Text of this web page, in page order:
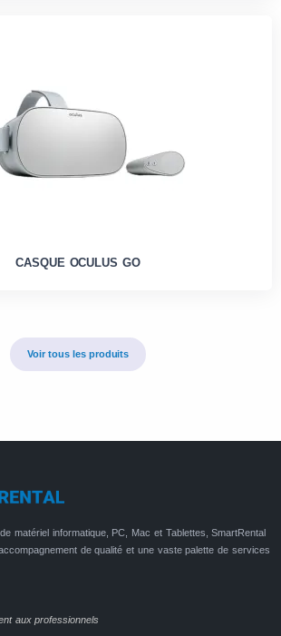
CASQUE OCULUS GO
Voir tous les produits
matériel informatique, PC, Mac et Tablettes, SmartRental
de qualité et une vaste palette de services
aux professionnels